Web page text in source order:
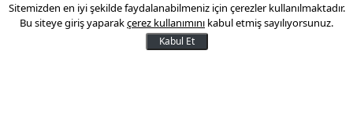
Bankaların tarıma desteği 120
milyar lirayı aştı
Sitemizden en iyi şekilde faydalanabilmeniz için çerezler kullanılmaktadır.
Bu siteye giriş yaparakçerez kullanımını kabul etmiş sayılıyorsunuz.
Kabul Et